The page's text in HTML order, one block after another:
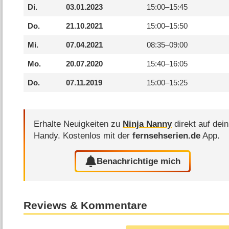
Di. 03.01.2023 15:00–15:45
Do. 21.10.2021 15:00–15:50
Mi. 07.04.2021 08:35–09:00
Mo. 20.07.2020 15:40–16:05
Do. 07.11.2019 15:00–15:25
Erhalte Neuigkeiten zu Ninja Nannydirekt auf dein
Handy. Kostenlos mit derfernsehserien.de App.
Benachrichtige mich
Reviews & Kommentare